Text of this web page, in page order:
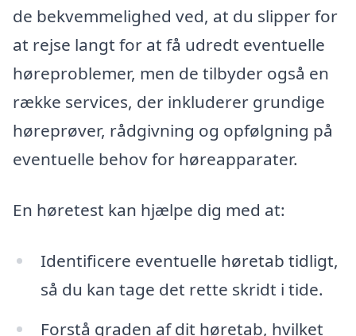
de bekvemmelighed ved, at du slipper for
at rejse langt for at få udredt eventuelle
høreproblemer, men de tilbyder også en
række services, der inkluderer grundige
høreprøver, rådgivning og opfølgning på
eventuelle behov for høreapparater.
En høretest kan hjælpe dig med at:
Identificere eventuelle høretab tidligt,
så du kan tage det rette skridt i tide.
Forstå graden af dit høretab, hvilket